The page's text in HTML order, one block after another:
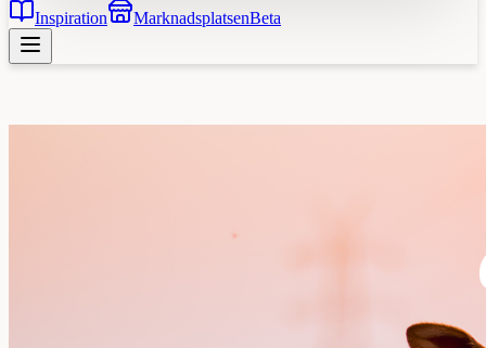
Inspiration
MarknadsplatsenBeta